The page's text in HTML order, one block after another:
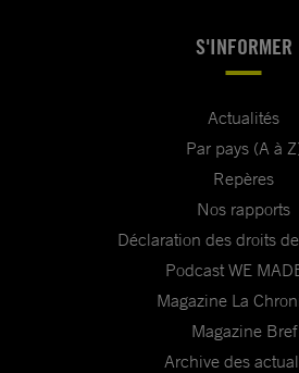
S'INFORMER
Actualités
Par pays (A à
Repères
Nos rapports
Déclaration des droits
Podcast WE
Magazine La
Magazine Bref
Archive des